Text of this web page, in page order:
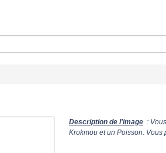
Description de l'image :
Krokmou et un Poisson.